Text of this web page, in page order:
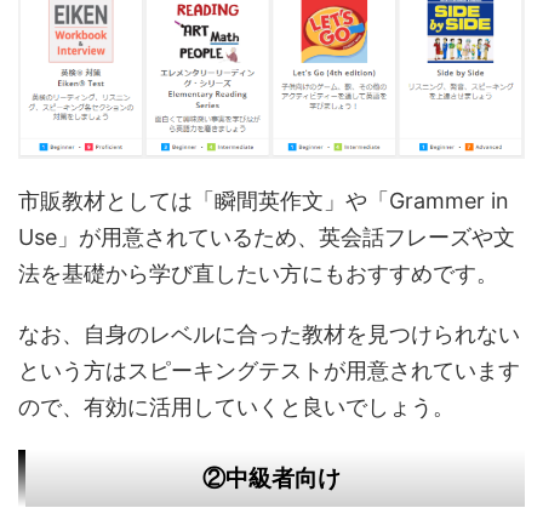
市販教材としては「瞬間英作文」や「Grammer in
Use」が用意されているため、英会話フレーズや文
法を基礎から学び直したい方にもおすすめです。
なお、自身のレベルに合った教材を見つけられない
という方はスピーキングテストが用意されています
ので、有効に活用していくと良いでしょう。
②中級者向け